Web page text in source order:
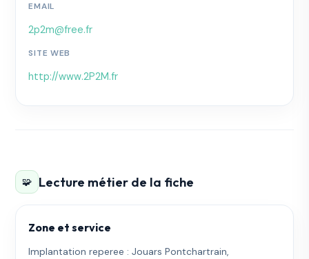
EMAIL
2p2m@free.fr
SITE WEB
http://www.2P2M.fr
🧩 Lecture métier de la fiche
Zone et service
Implantation reperee : Jouars Pontchartrain,